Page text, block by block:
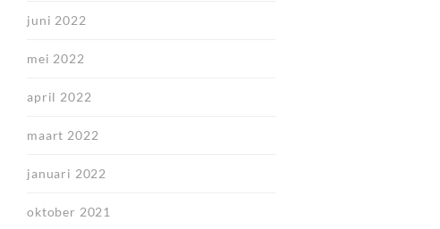
juni 2022
mei 2022
april 2022
maart 2022
januari 2022
oktober 2021